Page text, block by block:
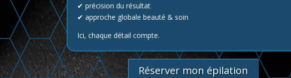
✔ précision du résultat
✔ approche globale beauté & soin
Ici, chaque détail compte.
Réserver mon épilation